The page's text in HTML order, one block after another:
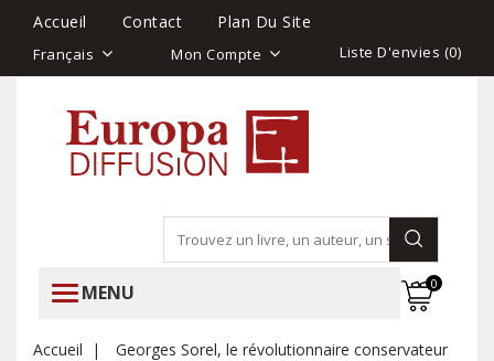
Accueil Contact Plan Du Site
Français Mon Compte Liste D'envies (0)
MENU 0
Accueil Georges Sorel, le révolutionnaire conservateur